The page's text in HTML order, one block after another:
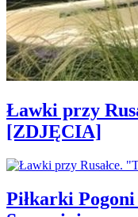
Ławki przy
[ZDJĘCIA]
Piłkarki